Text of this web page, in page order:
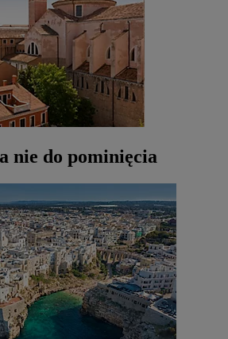
nie do pominięcia